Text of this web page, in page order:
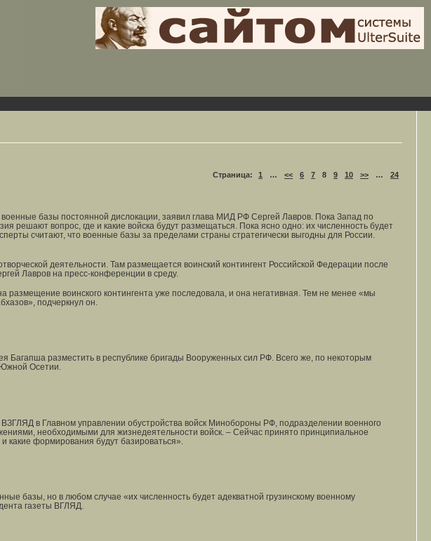
Страница: 1 … << 6 7 8 9 10 >> … 24
базы постоянной дислокации, заявил глава МИД РФ Сергей Лавров. Пока Запад по
вопрос, где и какие войска будут размещаться. Пока ясно одно: их численность будет
считают, что военные базы за пределами страны стратегически выгодны для России.
деятельности. Там размещается воинский контингент Российской Федерации после
Лавров на пресс-конференции в среду.
размещение воинского контингента уже последовала, и она негативная. Тем не менее «мы
подчеркнул он.
Багапша разместить в республике бригады Вооруженных сил РФ. Всего же, по некоторым
Осетии.
в Главном управлении обустройства войск Минобороны РФ, подразделении военного
необходимыми для жизнедеятельности войск. – Сейчас принято принципиальное
какие формирования будут базироваться».
базы, но в любом случае «их численность будет адекватной грузинскому военному
газеты ВГЛЯД.